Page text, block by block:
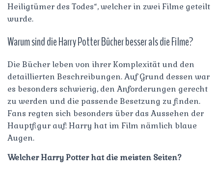
Heiligtümer des Todes“, welcher in zwei Filme geteilt
wurde.
Warum sind die Harry Potter Bücher besser als die Filme?
Die Bücher leben von ihrer Komplexität und den
detaillierten Beschreibungen. Auf Grund dessen war
es besonders schwierig, den Anforderungen gerecht
zu werden und die passende Besetzung zu finden.
Fans regten sich besonders über das Aussehen der
Hauptfigur auf: Harry hat im Film nämlich blaue
Augen.
Welcher Harry Potter hat die meisten Seiten?